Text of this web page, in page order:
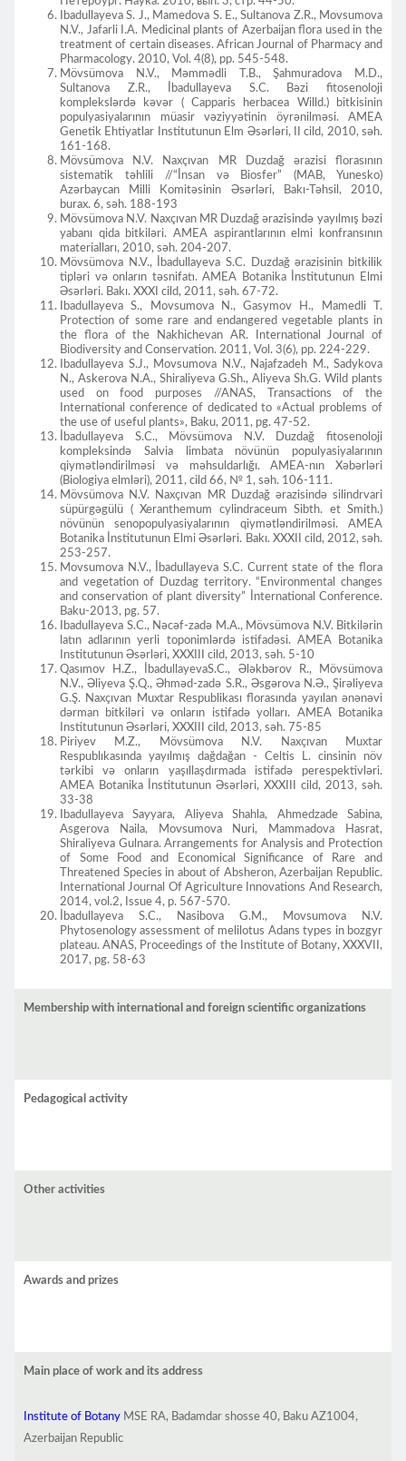
Ibadullayeva S. J., Mamedova S. E., Sultanova Z.R., Movsumova
N.V., Jafarli I.A. Medicinal plants of Azerbaijan flora used in the
treatment of certain diseases. African Journal of Pharmacy and
Pharmacology. 2010, Vol. 4(8), pp. 545-548.
Mövsümova N.V., Məmmədli T.B., Şahmuradova M.D.,
Sultanova Z.R., İbadullayeva S.C. Bəzi fitosenoloji
komplekslərdə kəvər ( Capparis herbacea Willd.) bitkisinin
populyasiyalarının müasir vəziyyətinin öyrənilməsi. AMEA
Genetik Ehtiyatlar Institutunun Elm Əsərləri, II cild, 2010, səh.
161-168.
Mövsümova N.V. Naxçıvan MR Duzdağ ərazisi florasının
sistematik təhlili //“İnsan və Biosfer” (MAB, Yunesko)
Azərbaycan Milli Komitəsinin Əsərləri, Bakı-Təhsil, 2010,
burax. 6, səh. 188-193
Mövsümova N.V. Naxçıvan MR Duzdağ ərazisində yayılmış bəzi
yabanı qida bitkiləri. AMEA aspirantlarının elmi konfransının
materialları, 2010, səh. 204-207.
Mövsümova N.V., İbadullayeva S.C. Duzdağ ərazisinin bitkilik
tipləri və onların təsnifatı. AMEA Botanika İnstitutunun Elmi
Əsərləri. Bakı. XXXI cild, 2011, səh. 67-72.
Ibadullayeva S., Movsumova N., Gasymov H., Mamedli T.
Protection of some rare and endangered vegetable plants in
the flora of the Nakhichevan AR. International Journal of
Biodiversity and Conservation. 2011, Vol. 3(6), pp. 224-229.
Ibadullayeva S.J., Movsumova N.V., Najafzadeh M., Sadykova
N., Askerova N.A., Shiraliyeva G.Sh., Aliyeva Sh.G. Wild plants
used on food purposes //ANAS, Transactions of the
International conference of dedicated to «Actual problems of
the use of useful plants», Baku, 2011, pg. 47-52.
İbadullayeva S.C., Mövsümova N.V. Duzdağ fitosenoloji
kompleksində Salvia limbata növünün populyasiyalarının
qiymətləndirilməsi və məhsuldarlığı. AMEA-nın Xəbərləri
(Biologiya elmləri), 2011, cild 66, № 1, səh. 106-111.
Mövsümova N.V. Naxçıvan MR Duzdağ ərazisində silindrvari
süpürgəgülü ( Xeranthemum cylindraceum Sibth. et Smith.)
növünün senopopulyasiyalarının qiymətləndirilməsi. AMEA
Botanika İnstitutunun Elmi Əsərləri. Bakı. XXXII cild, 2012, səh.
253-257.
Movsumova N.V., İbadullayeva S.C. Current state of the flora
and vegetation of Duzdag territory. “Environmental changes
and conservation of plant diversity” İnternational Conference.
Baku-2013, pg. 57.
Ibadullayeva S.C., Nəcəf-zadə M.A., Mövsümova N.V. Bitkilərin
latın adlarının yerli toponimlərdə istifadəsi. AMEA Botanika
Institutunun Əsərləri, XXXIII cild, 2013, səh. 5-10
Qasımov H.Z., İbadullayevaS.C., Ələkbərov R., Mövsümova
N.V., Əliyeva Ş.Q., Əhməd-zadə S.R., Əsgərova N.Ə., Şirəliyeva
G.Ş. Naxçıvan Muxtar Respublikası florasında yayılan ənənəvi
dərman bitkiləri və onların istifadə yolları. AMEA Botanika
Institutunun Əsərləri, XXXIII cild, 2013, səh. 75-85
Piriyev M.Z., Mövsümova N.V. Naxçıvan Muxtar
Respublıkasında yayılmış dağdağan - Celtis L. cinsinin növ
tərkibi və onların yaşıllaşdırmada istifadə perespektivləri.
AMEA Botanika İnstitutunun Əsərləri, XXXIII cild, 2013, səh.
33-38
Ibadullayeva Sayyara, Aliyeva Shahla, Ahmedzade Sabina,
Asgerova Naila, Movsumova Nuri, Mammadova Hasrat,
Shiraliyeva Gulnara. Arrangements for Analysis and Protection
of Some Food and Economical Significance of Rare and
Threatened Species in about of Absheron, Azerbaijan Republic.
International Journal Of Agriculture Innovations And Research,
2014, vol.2, Issue 4, p. 567-570.
İbadullayeva S.C., Nasibova G.M., Movsumova N.V.
Phytosenology assessment of melilotus Adans types in bozgyr
plateau. ANAS, Proceedings of the Institute of Botany, XXXVII,
2017, pg. 58-63
Membership with international and foreign scientific organizations
Pedagogical activity
Other activities
Awards and prizes
Main place of work and its address
Institute of Botany MSE RA, Badamdar shosse 40, Baku AZ1004,
Azerbaijan Republic